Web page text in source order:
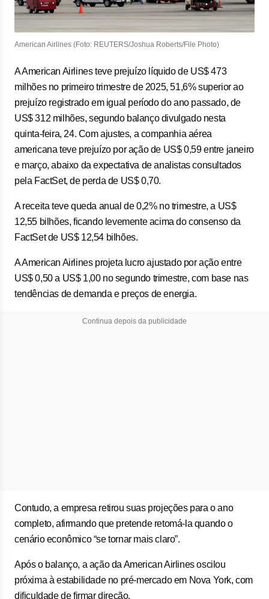
American Airlines (Foto: REUTERS/Joshua Roberts/File Photo)
A American Airlines teve prejuízo líquido de US$ 473
milhões no primeiro trimestre de 2025, 51,6% superior ao
prejuízo registrado em igual período do ano passado, de
US$ 312 milhões, segundo balanço divulgado nesta
quinta-feira, 24. Com ajustes, a companhia aérea
americana teve prejuízo por ação de US$ 0,59 entre janeiro
e março, abaixo da expectativa de analistas consultados
pela FactSet, de perda de US$ 0,70.
A receita teve queda anual de 0,2% no trimestre, a US$
12,55 bilhões, ficando levemente acima do consenso da
FactSet de US$ 12,54 bilhões.
A American Airlines projeta lucro ajustado por ação entre
US$ 0,50 a US$ 1,00 no segundo trimestre, com base nas
tendências de demanda e preços de energia.
Continua depois da publicidade
Contudo, a empresa retirou suas projeções para o ano
completo, afirmando que pretende retomá-la quando o
cenário econômico “se tornar mais claro”.
Após o balanço, a ação da American Airlines oscilou
próxima à estabilidade no pré-mercado em Nova York, com
dificuldade de firmar direção.